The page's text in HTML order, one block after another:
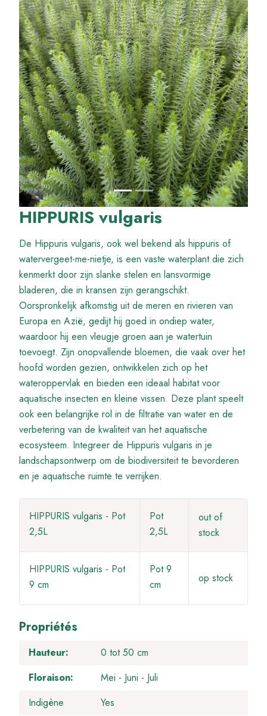
HIPPURIS vulgaris
De Hippuris vulgaris, ook wel bekend als hippuris of
watervergeet-me-nietje, is een vaste waterplant die zich
kenmerkt door zijn slanke stelen en lansvormige
bladeren, die in kransen zijn gerangschikt.
Oorspronkelijk afkomstig uit de meren en rivieren van
Europa en Azië, gedijt hij goed in ondiep water,
waardoor hij een vleugje groen aan je watertuin
toevoegt. Zijn onopvallende bloemen, die vaak over het
hoofd worden gezien, ontwikkelen zich op het
wateroppervlak en bieden een ideaal habitat voor
aquatische insecten en kleine vissen. Deze plant speelt
ook een belangrijke rol in de filtratie van water en de
verbetering van de kwaliteit van het aquatische
ecosysteem. Integreer de Hippuris vulgaris in je
landschapsontwerp om de biodiversiteit te bevorderen
en je aquatische ruimte te verrijken.
HIPPURIS vulgaris - Pot
2,5L
Pot
2,5L
out of
stock
HIPPURIS vulgaris - Pot
9 cm
Pot 9
cm
op stock
Propriétés
Hauteur
0 tot 50 cm
Floraison
Mei Juni
Juli
Indigène
Yes